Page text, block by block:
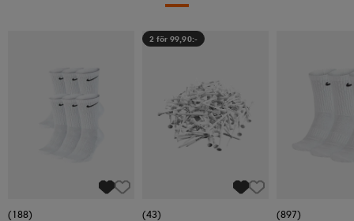
(188)
2 för 99,90:-
(43)
(897)